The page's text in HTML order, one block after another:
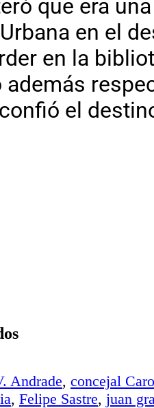
que era
en el
en la
además
el
Andrade, concejal
, Felipe Sastre, juan